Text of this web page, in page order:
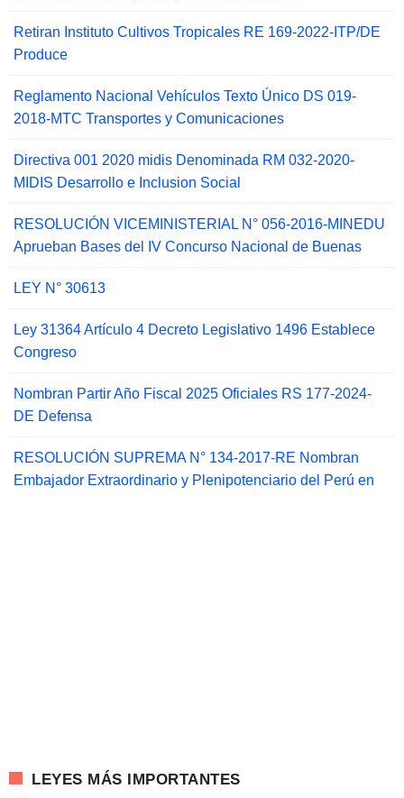
Retiran Instituto Cultivos Tropicales RE 169-2022-ITP/DE
Produce
Reglamento Nacional Vehículos Texto Único DS 019-
2018-MTC Transportes y Comunicaciones
Directiva 001 2020 midis Denominada RM 032-2020-
MIDIS Desarrollo e Inclusion Social
RESOLUCIÓN VICEMINISTERIAL N° 056-2016-MINEDU
Aprueban Bases del IV Concurso Nacional de Buenas
LEY N° 30613
Ley 31364 Artículo 4 Decreto Legislativo 1496 Establece
Congreso
Nombran Partir Año Fiscal 2025 Oficiales RS 177-2024-
DE Defensa
RESOLUCIÓN SUPREMA N° 134-2017-RE Nombran
Embajador Extraordinario y Plenipotenciario del Perú en
LEYES MÁS IMPORTANTES